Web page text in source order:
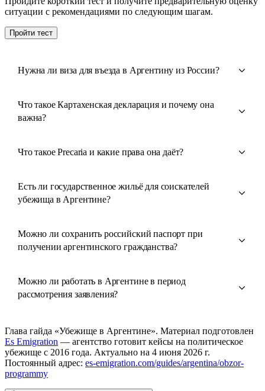
ситуации с рекомендациями по следующим шагам.
Пройти тест
Нужна ли виза для въезда в Аргентину из России?
Что такое Картахенская декларация и почему она
важна?
Что такое Precaria и какие права она даёт?
Есть ли государственное жильё для соискателей
убежища в Аргентине?
Можно ли сохранить российский паспорт при
получении аргентинского гражданства?
Можно ли работать в Аргентине в период
рассмотрения заявления?
Глава гайда «Убежище в Аргентине». Материал подготовлен
Es Emigration — агентство готовит кейсы на политическое
убежище с 2016 года. Актуально на 4 июня 2026 г.
Постоянный адрес: es-emigration.com/guides/argentina/obzor-
programmy